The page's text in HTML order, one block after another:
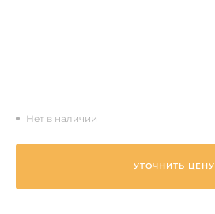
Нет в наличии
УТОЧНИТЬ ЦЕНУ